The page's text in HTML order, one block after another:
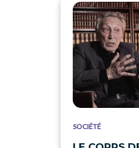
SOCIÉTÉ